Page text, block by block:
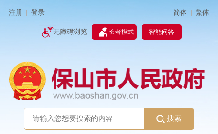
注册 登录 简体 | 繁体
无障碍浏览 长者模式 智能问答
搜索